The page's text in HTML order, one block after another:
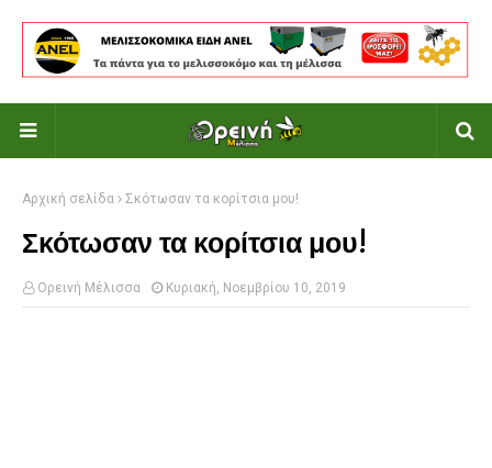
Αρχική σελίδα Σκότωσαν τα κορίτσια μου!
Σκότωσαν τα κορίτσια μου!
Ορεινή Μέλισσα Κυριακή, Νοεμβρίου 10, 2019